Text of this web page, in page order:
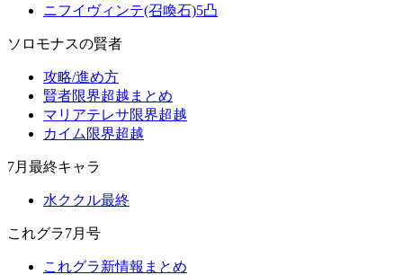
ニフイヴィンテ(召喚石)5凸
ソロモナスの賢者
攻略/進め方
賢者限界超越まとめ
マリアテレサ限界超越
カイム限界超越
7月最終キャラ
水ククル最終
これグラ7月号
これグラ新情報まとめ